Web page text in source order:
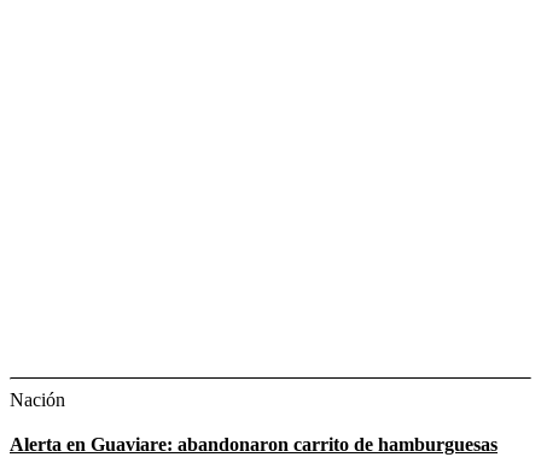
Nación
Alerta en Guaviare: abandonaron carrito de hamburguesas